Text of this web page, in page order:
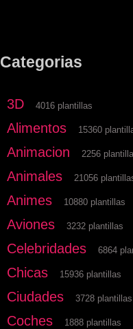
Categorias
3D 4016 plantillas
Alimentos 15360
Animacion 2256
Animales 21056
Animes 10880 plantillas
Aviones 3232 plantillas
Celebridades 6864
Chicas 15936 plantillas
Ciudades 3728 plantillas
Coches 1888 plantillas